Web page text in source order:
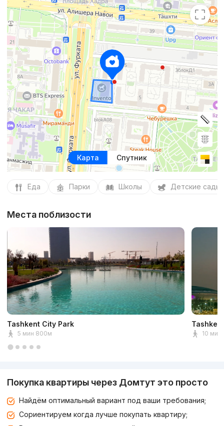
Карта Спутник
Еда Парки Школы Детские сады
Места поблизости
Tashkent City Park
5 мин 800м 10 мин
Покупка квартиры через Домтут это просто
Найдём оптимальный вариант под ваши требования;
Сориентируем когда лучше покупать квартиру;